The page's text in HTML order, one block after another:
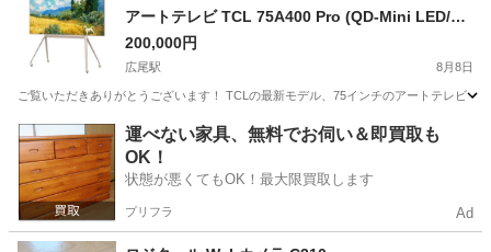
アートテレビ TCL 75A400 Pro (QD-Mini LED/高
画質)
200,000円
広尾駅 8月8日
ご覧いただきありがとうございます！ TCLの最新モデル、75インチのアートテレビ
東京 港区 広尾駅 テレビ
運べない家具、無料でお伺い＆即買取も
OK！
状態が悪くてもOK！最大限買取します
プリフラ Ad